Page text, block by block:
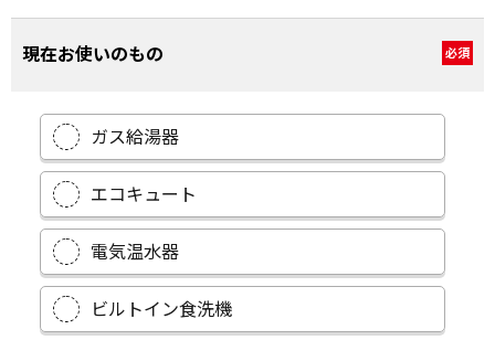
現在お使いのもの 必須
ガス給湯器
エコキュート
電気温水器
ビルトイン食洗機